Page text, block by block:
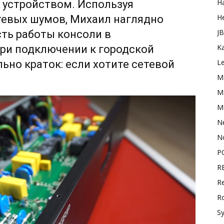
Используя
шумов, Михаил наглядно
работы консоли в
подключении к городской
краток: если хотите сетевой